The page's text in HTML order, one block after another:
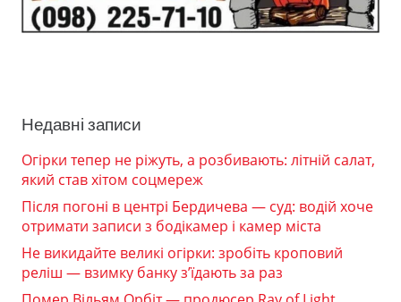
Недавні записи
Огірки тепер не ріжуть, а розбивають: літній салат,
який став хітом соцмереж
Після погоні в центрі Бердичева — суд: водій хоче
отримати записи з бодікамер і камер міста
Не викидайте великі огірки: зробіть кроповий
реліш — взимку банку з’їдають за раз